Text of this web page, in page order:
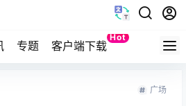
专题 客户端下载
Hot
Quest
广场